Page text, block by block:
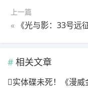
上一篇
« 《光与影：33号远征队》埃斯基耶的窝全收
相关文章
实体碟未死！《漫